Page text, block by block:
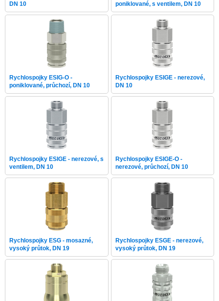
DN 10
poniklované, s ventilem, DN 10
Rychlospojky ESIG-O -
poniklované, průchozí, DN 10
Rychlospojky ESIGE - nerezové,
DN 10
Rychlospojky ESIGE - nerezové, s
ventilem, DN 10
Rychlospojky ESIGE-O -
nerezové, průchozí, DN 10
Rychlospojky ESG - mosazné,
vysoký průtok, DN 19
Rychlospojky ESGE - nerezové,
vysoký průtok, DN 19